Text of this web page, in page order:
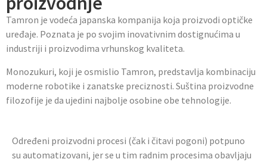
Tamron je vodeća japanska kompanija koja proizvodi optičke
uređaje. Poznata je po svojim inovativnim dostignućima u
industriji i proizvodima vrhunskog kvaliteta.
Monozukuri, koji je osmislio Tamron, predstavlja kombinaciju
moderne robotike i zanatske preciznosti. Suština proizvodne
filozofije je da ujedini najbolje osobine obe tehnologije.
Određeni proizvodni procesi (čak i čitavi pogoni) potpuno
su automatizovani, jer se u tim radnim procesima obavljaju